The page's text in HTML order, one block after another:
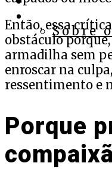
Contato
Sobre
Então, essa
obstáculo
armadilha sem
enroscar na
ressentimento e
Porque